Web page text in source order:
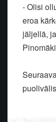
- Olisi
eroa
jäljellä,